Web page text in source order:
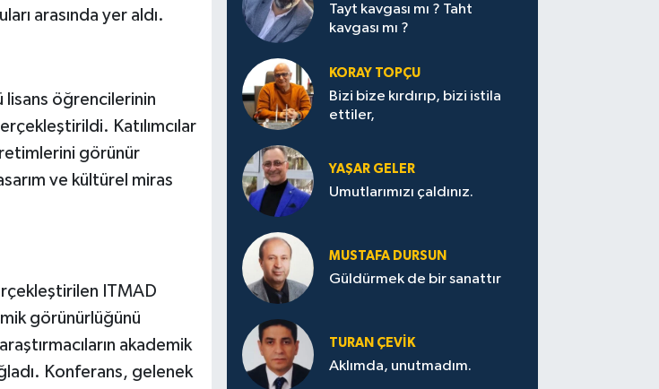
arasında yer aldı.
lisans öğrencilerinin
Katılımcılar
görünür
ve kültürel miras
ITMAD
görünürlüğünü
akademik
Konferans, gelenek
Tayt kavgası mı ? Taht
kavgası mı ?
KORAY TOPÇU
Bizi bize kırdırıp, bizi istila
ettiler,
YAŞAR GELER
Umutlarımızı çaldınız.
MUSTAFA DURSUN
Güldürmek de bir sanattır
TURAN ÇEVİK
Aklımda, unutmadım.